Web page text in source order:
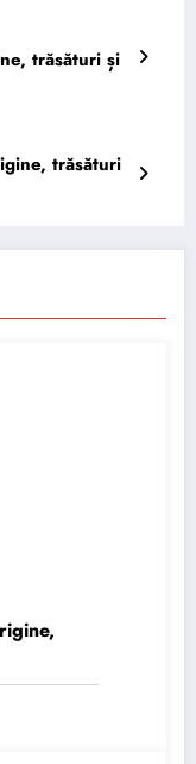
trăsături și
trăsături